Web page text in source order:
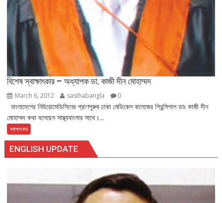
বিশেষ স্বাক্ষাৎকার – অধ্যাপক ডা. কাজী দীন মোহাম্মদ
March 6, 2012 sasthabangla 0
বাংলাদেশের নিউরোমেডিসিনের প্রাণপুরুষ ঢাকা মেডিকেল কলেজের প্রিন্সিপাল ডাঃ কাজী দীন
মোহাম্মদ কথা বলেছেন সাস্থ্যবাংলার সাথে।...
স্বাক্ষাৎকার
ENGLISH UPDATE